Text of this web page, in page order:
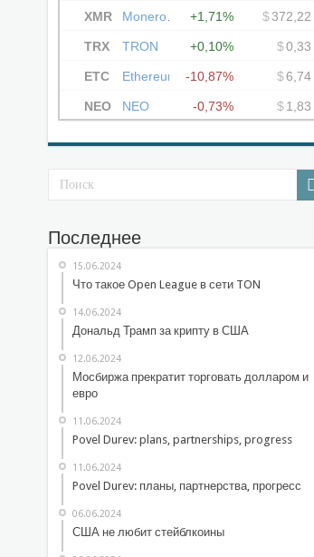
Последнее
15.06.2024
Что такое Open League в сети TON
14.06.2024
Дональд Трамп за крипту в США
12.06.2024
Мосбиржа прекратит торговать долларом и
евро
11.06.2024
Povel Durev: plans, partnerships, progress
11.06.2024
Povel Durev: планы, партнерства, прогресс
06.06.2024
США не любит стейблкоины